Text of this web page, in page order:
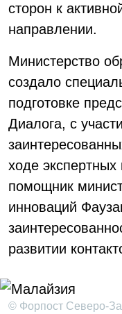
сторон к
направлении.
Министерство
создало
подготовке
Диалога, с
ходе экспертных
помощник
инноваций
развитии
© Форпост Северо-